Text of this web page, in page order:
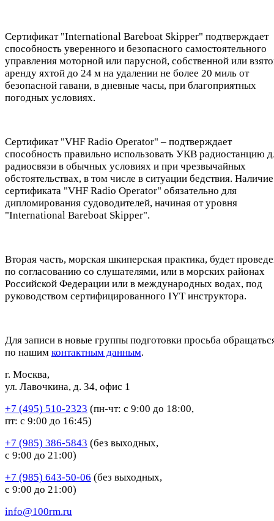
Сертификат "International Bareboat Skipper" подтверждает
способность уверенного и безопасного самостоятельного
управления моторной или парусной, собственной или
аренду яхтой до 24 м на удалении не более 20 миль от
безопасной гавани, в дневные часы, при благоприятных
погодных условиях.
Сертификат "VHF Radio Operator" – подтверждает
способность правильно использовать УКВ радиостанцию
радиосвязи в обычных условиях и при чрезвычайных
обстоятельствах, в том числе в ситуации бедствия. Наличие
сертификата "VHF Radio Operator" обязательно для
дипломирования судоводителей, начиная от уровня
"International Bareboat Skipper".
Вторая часть, морская шкиперская практика, будет
по согласованию со слушателями, или в морских районах
Российской Федерации или в международных водах, под
руководством сертифицированного IYT инструктора.
Для записи в новые группы подготовки просьба
по нашим контактным данным.
г. Москва,
ул. Лавочкина, д. 34, офис 1
+7 (495) 510-2323 (пн-чт: с 9:00 до 18:00,
пт: с 9:00 до 16:45)
+7 (985) 386-5843 (без выходных,
с 9:00 до 21:00)
+7 (985) 643-50-06 (без выходных,
с 9:00 до 21:00)
info@100rm.ru